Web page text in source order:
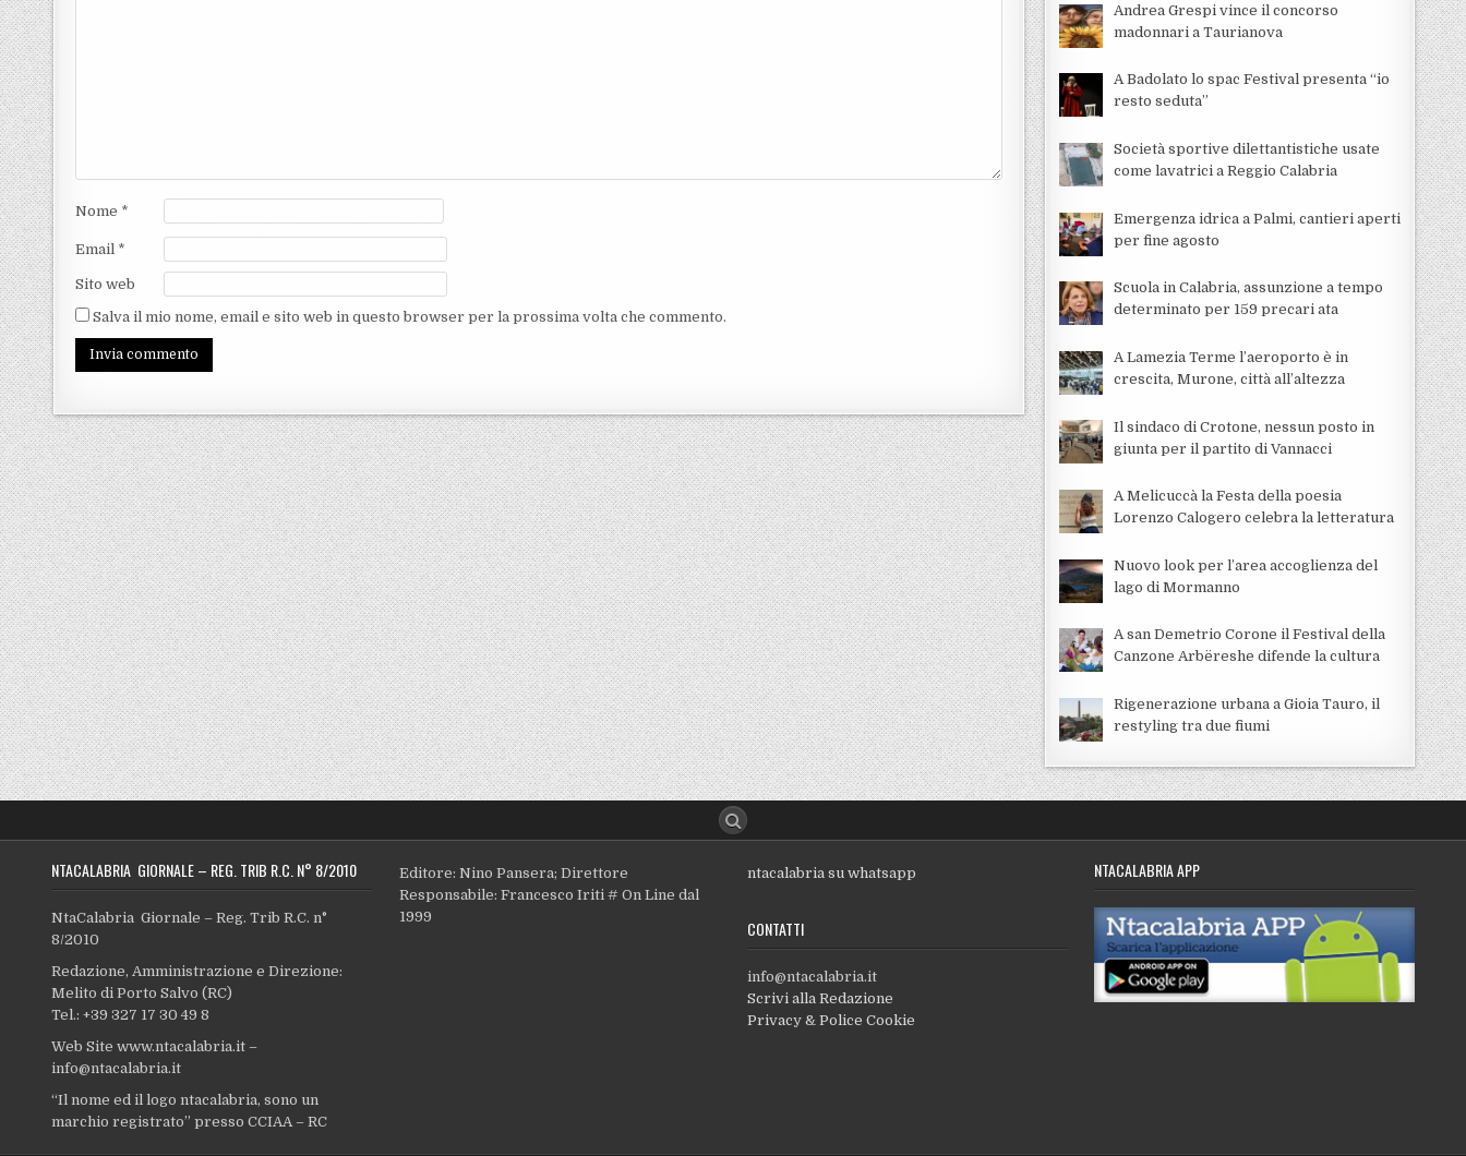
Nome *
Email *
Sito web
Salva il mio nome, email e sito web in questo browser per la prossima volta che commento.
Andrea Grespi vince il concorso
madonnari a Taurianova
A Badolato lo spac Festival presenta “io
resto seduta”
Società sportive dilettantistiche usate
come lavatrici a Reggio Calabria
Emergenza idrica a Palmi, cantieri aperti
per fine agosto
Scuola in Calabria, assunzione a tempo
determinato per 159 precari ata
A Lamezia Terme l’aeroporto è in
crescita, Murone, città all’altezza
Il sindaco di Crotone, nessun posto in
giunta per il partito di Vannacci
A Melicuccà la Festa della poesia
Lorenzo Calogero celebra la letteratura
Nuovo look per l’area accoglienza del
lago di Mormanno
A san Demetrio Corone il Festival della
Canzone Arbëreshe difende la cultura
Rigenerazione urbana a Gioia Tauro, il
restyling tra due fiumi
NTACALABRIA GIORNALE – REG. TRIB R.C. N° 8/2010
NtaCalabria Giornale – Reg. Trib R.C. n°
8/2010
Redazione, Amministrazione e Direzione:
Melito di Porto Salvo (RC)
Tel.: +39 327 17 30 49 8
Web Site www.ntacalabria.it –
info@ntacalabria.it
“Il nome ed il logo ntacalabria, sono un
marchio registrato” presso CCIAA – RC
Editore: Nino Pansera; Direttore
Responsabile: Francesco Iriti # On Line dal
1999
ntacalabria su whatsapp
CONTATTI
info@ntacalabria.it
Scrivi alla Redazione
Privacy & Police Cookie
NTACALABRIA APP